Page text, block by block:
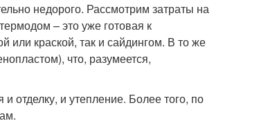
недорого. Рассмотрим затраты на
– это уже готовая к
или краской, так и сайдингом. В то же
что, разумеется,
отделку, и утепление. Более того, по